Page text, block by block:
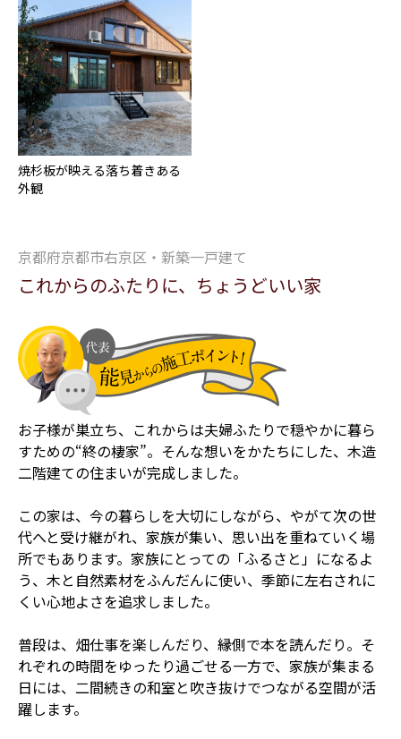
これからのふたりに、ちょうどいい家
京都府京都市右京区・新築一戸建て
お子様が巣立ち、これからは夫婦ふたりで穏やかに暮ら
すための“終の棲家”。そんな想いをかたちにした、木造
二階建ての住まいが完成しました。
この家は、今の暮らしを大切にしながら、やがて次の世
代へと受け継がれ、家族が集い、思い出を重ねていく場
所でもあります。家族にとっての「ふるさと」になるよ
う、木と自然素材をふんだんに使い、季節に左右されに
くい心地よさを追求しました。
普段は、畑仕事を楽しんだり、縁側で本を読んだり。そ
れぞれの時間をゆったり過ごせる一方で、家族が集まる
日には、二間続きの和室と吹き抜けでつながる空間が活
躍します。
焼杉板が映える落ち着きある
外観